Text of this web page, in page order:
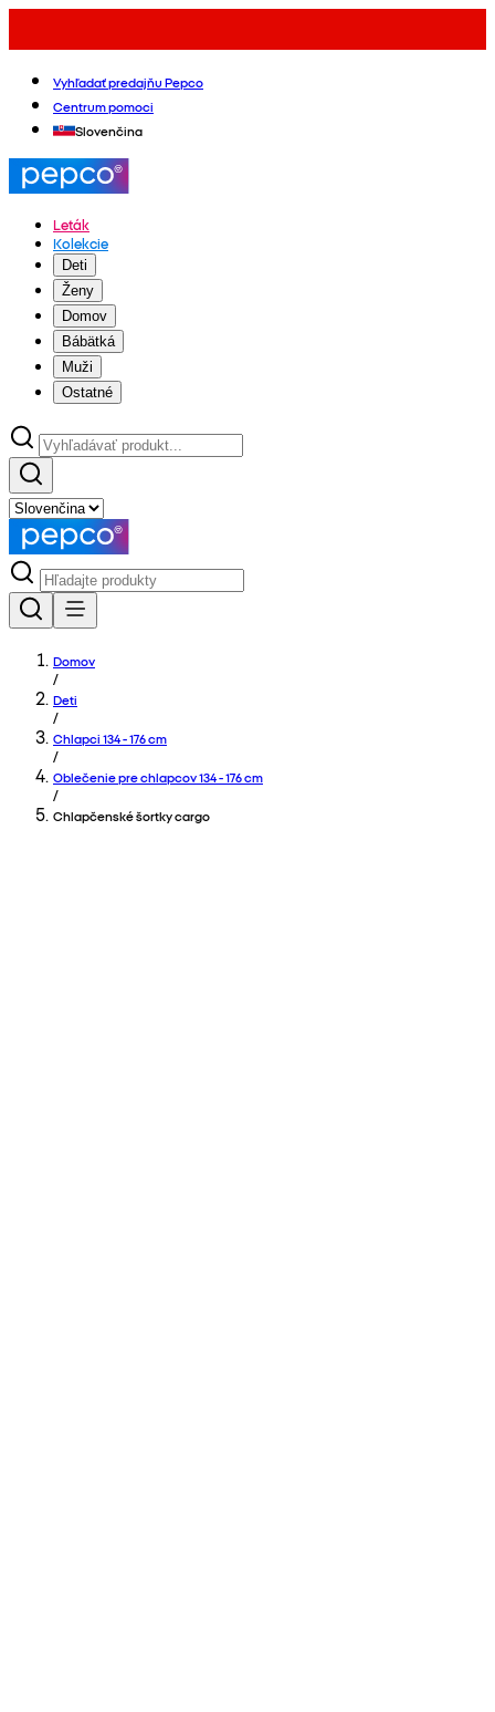
Vyhľadať predajňu Pepco
Centrum pomoci
Slovenčina
Leták
Kolekcie
Deti
Ženy
Domov
Bábätká
Muži
Ostatné
Domov
/
Deti
/
Chlapci 134 - 176 cm
/
Oblečenie pre chlapcov 134 - 176 cm
/
Chlapčenské šortky cargo